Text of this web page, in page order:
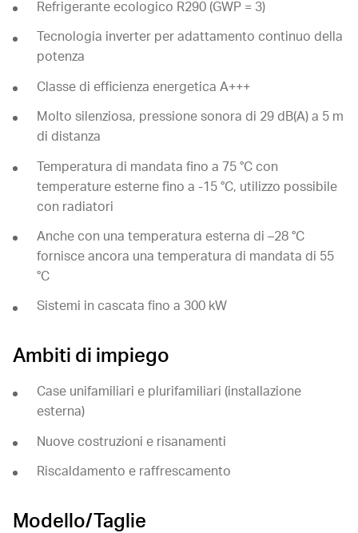
Refrigerante ecologico R290 (GWP = 3)
Tecnologia inverter per adattamento continuo della
potenza
Classe di efficienza energetica A+++
Molto silenziosa, pressione sonora di 29 dB(A) a 5 m
di distanza
Temperatura di mandata fino a 75 °C con
temperature esterne fino a -15 °C, utilizzo possibile
con radiatori
Anche con una temperatura esterna di –28 °C
fornisce ancora una temperatura di mandata di 55
°C
Sistemi in cascata fino a 300 kW
Ambiti di impiego
Case unifamiliari e plurifamiliari (installazione
esterna)
Nuove costruzioni e risanamenti
Riscaldamento e raffrescamento
Modello/Taglie